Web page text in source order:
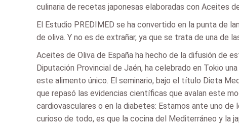
culinaria de recetas japonesas elaboradas con Aceites
El Estudio PREDIMED se ha convertido en la punta de
de oliva. Y no es de extrañar, ya que se trata de una de
Aceites de Oliva de España ha hecho de la difusión de
Diputación Provincial de Jaén, ha celebrado en Tokio
este alimento único. El seminario, bajo el título Dieta
que repasó las evidencias científicas que avalan este
cardiovasculares o en la diabetes: Estamos ante uno
curioso de todo, es que la cocina del Mediterráneo y la